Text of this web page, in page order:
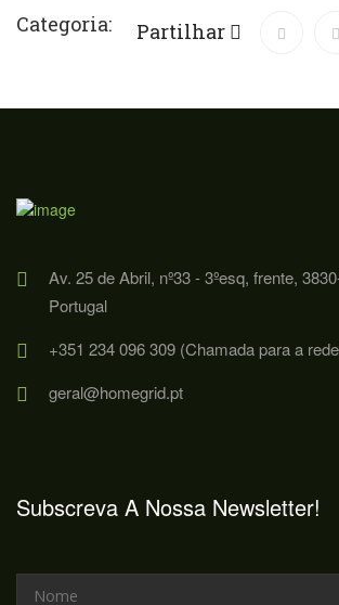
Categoria: Partilhar
Av. 25 de Abril, nº33 - 3ºesq, frente,
Portugal
+351 234 096 309 (Chamada para a
geral@homegrid.pt
Subscreva A Nossa Newsletter!